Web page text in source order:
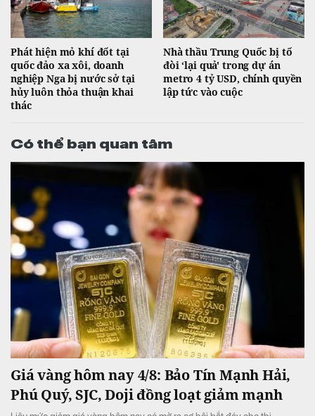
Phát hiện mỏ khí đốt tại
quốc đảo xa xôi, doanh
nghiệp Nga bị nước sở tại
hủy luôn thỏa thuận khai
thác
Nhà thầu Trung Quốc bị tố
đòi ‘lại quả' trong dự án
metro 4 tỷ USD, chính quyền
lập tức vào cuộc
Có thể bạn quan tâm
Giá vàng hôm nay 4/8: Bảo Tín Mạnh Hải,
Phú Quý, SJC, Doji đồng loạt giảm mạnh